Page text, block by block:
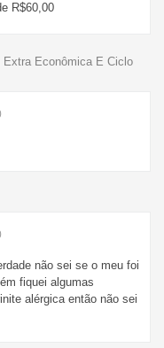
R$60,00
Extra Econômica E Ciclo
não sei se o meu foi
fiquei algumas
alérgica então não sei